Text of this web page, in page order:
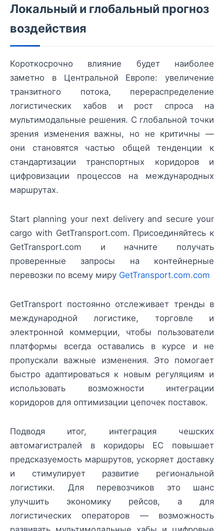
Локальный и глобальный прогноз
воздействия
Короткосрочно влияние будет наиболее
заметно в Центральной Европе: увеличение
транзитного потока, перераспределение
логистических хабов и рост спроса на
мультимодальные решения. С глобальной точки
зрения изменения важны, но не критичны —
они становятся частью общей тенденции к
стандартизации транспортных коридоров и
цифровизации процессов на международных
маршрутах.
Start planning your next delivery and secure your
cargo with GetTransport.com. Присоединяйтесь к
GetTransport.com и начните получать
проверенные запросы на контейнерные
перевозки по всему миру GetTransport.com.com
GetTransport постоянно отслеживает тренды в
международной логистике, торговле и
электронной коммерции, чтобы пользователи
платформы всегда оставались в курсе и не
пропускали важные изменения. Это помогает
быстро адаптироваться к новым регуляциям и
использовать возможности интеграции
коридоров для оптимизации цепочек поставок.
Подводя итог, интеграция чешских
автомагистралей в коридоры ЕС повышает
предсказуемость маршрутов, ускоряет доставку
и стимулирует развитие региональной
логистики. Для перевозчиков это шанс
улучшить экономику рейсов, а для
логистических операторов — возможность